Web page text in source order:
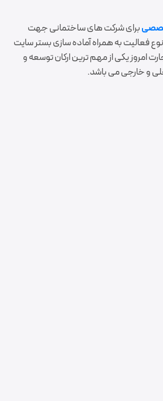
برای شرکت های ساختمانی جهت
فعالیت به همراه آماده سازی بستر سایت
امروز یکی از مهم ترین ارکان توسعه و
و خارجی می باشد.